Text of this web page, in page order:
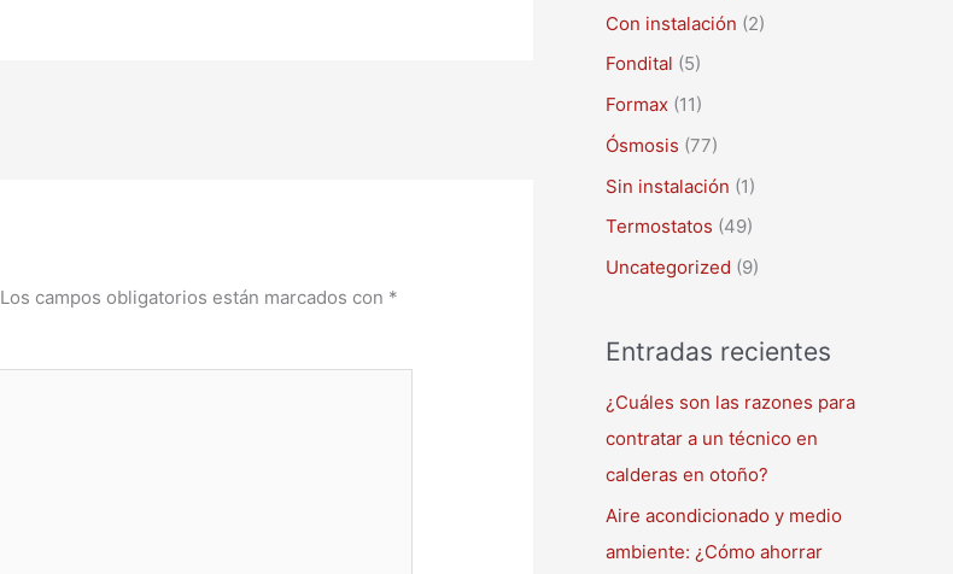
Los campos obligatorios están marcados con *
Con instalación (2)
Fondital (5)
Formax (11)
Ósmosis (77)
Sin instalación (1)
Termostatos (49)
Uncategorized (9)
Entradas recientes
¿Cuáles son las razones para
contratar a un técnico en
calderas en otoño?
Aire acondicionado y medio
ambiente: ¿Cómo ahorrar